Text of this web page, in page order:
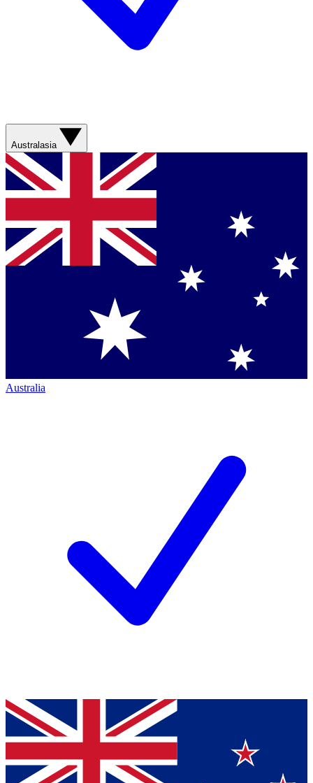
Australasia
Australia